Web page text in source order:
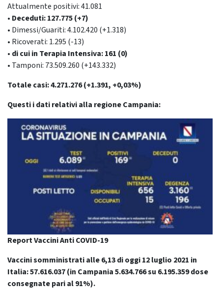
Attualmente positivi: 41.081
• Deceduti: 127.775 (+7)
• Dimessi/Guariti: 4.102.420 (+1.318)
• Ricoverati: 1.295 (-13)
• di cui in Terapia Intensiva: 161 (0)
• Tamponi: 73.509.260 (+143.332)
Totale casi: 4.271.276 (+1.391, +0,03%)
Questi i dati relativi alla regione Campania:
Report Vaccini Anti COVID-19
Vaccini somministrati alle 6,13 di oggi 12 luglio 2021 in
Italia: 57.616.037(in Campania 5.634.766 su 6.195.359 dose
consegnate pari al 91%).